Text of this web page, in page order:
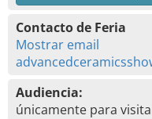
Contacto de Feria
Mostrar email
Audiencia:
únicamente para